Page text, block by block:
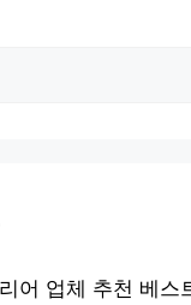
어 업체 추천 베스